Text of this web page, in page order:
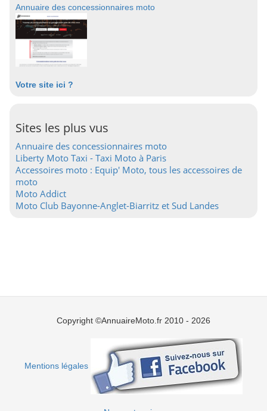
Annuaire des concessionnaires moto
Votre site ici ?
Sites les plus vus
Annuaire des concessionnaires moto
Liberty Moto Taxi - Taxi Moto à Paris
Accessoires moto : Equip' Moto, tous les accessoires de
moto
Moto Addict
Moto Club Bayonne-Anglet-Biarritz et Sud Landes
Copyright ©AnnuaireMoto.fr 2010 - 2026
Mentions légales